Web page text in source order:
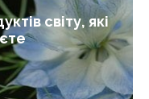
світу, які